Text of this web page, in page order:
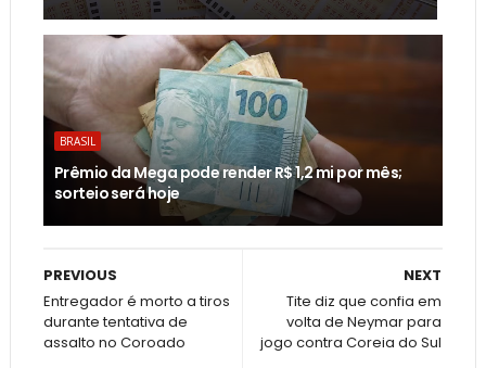
BRASIL
Prêmio da Mega pode render R$ 1,2 mi por mês;
sorteio será hoje
NEXT
Tite diz que confia em
volta de Neymar para
jogo contra Coreia do Sul
PREVIOUS
Entregador é morto a tiros
durante tentativa de
assalto no Coroado